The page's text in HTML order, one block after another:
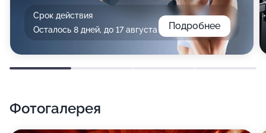
Срок действия
Осталось 8 дней, до 17 августа
Подробнее
Фотогалерея